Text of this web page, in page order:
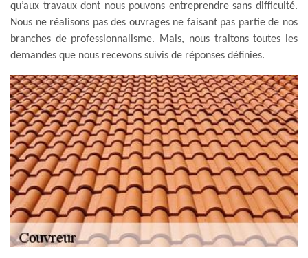
qu’aux travaux dont nous pouvons entreprendre sans difficulté.
Nous ne réalisons pas des ouvrages ne faisant pas partie de nos
branches de professionnalisme. Mais, nous traitons toutes les
demandes que nous recevons suivis de réponses définies.